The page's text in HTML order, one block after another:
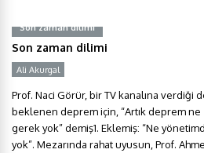
Son zaman dilimi
Son zaman dilimi
Ali Akurgal
Prof. Naci Görür, bir TV kanalına verdiği
beklenen deprem için, “Artık deprem
gerek yok” demiş1. Eklemiş: “Ne
yok”. Mezarında rahat uyusun, Prof.